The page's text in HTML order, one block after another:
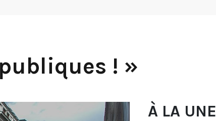
! »
À LA UNE